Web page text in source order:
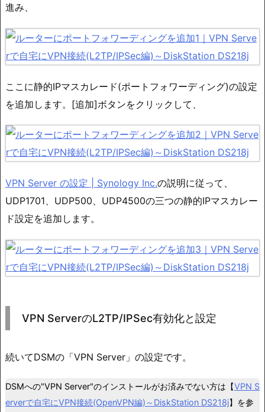
進み、
ここに静的IPマスカレード(ポートフォワーディング)の設定
を追加します。[追加]ボタンをクリックして、
VPN Server の設定 | Synology Inc.の説明に従って、
UDP1701、UDP500、UDP4500の三つの静的IPマスカレー
ド設定を追加します。
VPN ServerのL2TP/IPSec有効化と設定
続いてDSMの「VPN Server」の設定です。
DSMへの"VPN Server"のインストールがお済みでない方は【VPN S
erverで自宅にVPN接続(OpenVPN編)～DiskStation DS218j】を参